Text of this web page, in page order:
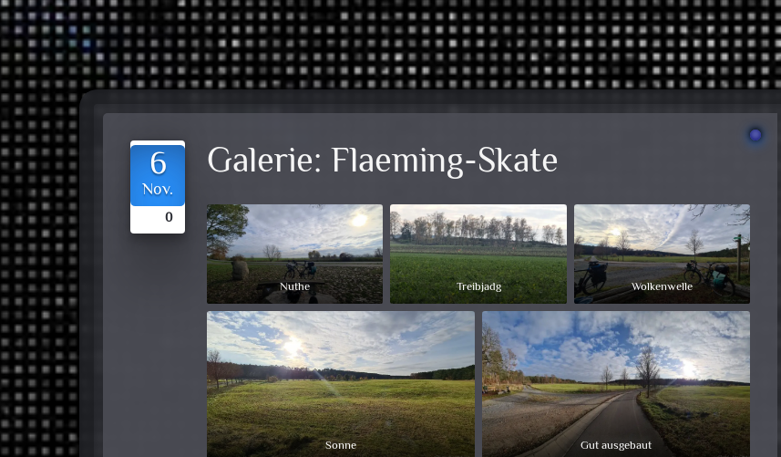
6
Nov.
0
Galerie: Flaeming-Skate
Nuthe Treibjadg Wolkenwelle
Sonne
Gut ausgebaut